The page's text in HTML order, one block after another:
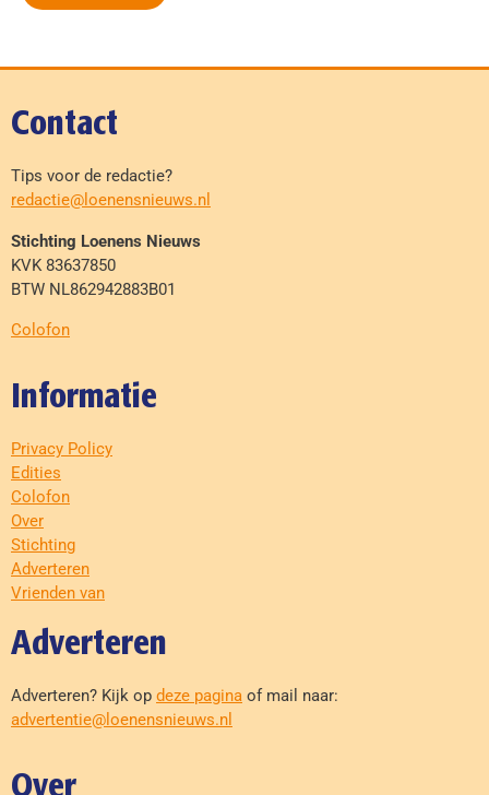
Contact
Tips voor de redactie?
redactie@loenensnieuws.nl
Stichting Loenens Nieuws
KVK 83637850
BTW NL862942883B01
Colofon
Informatie
Privacy Policy
Edities
Colofon
Over
Stichting
Adverteren
Vrienden van
Adverteren
Adverteren? Kijk op deze pagina of mail naar:
advertentie@loenensnieuws.nl
Over